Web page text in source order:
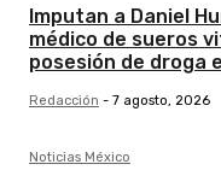
Imputan a Daniel
médico de sueros
posesión de droga
Redacción - 7 agosto, 2026
Noticias México